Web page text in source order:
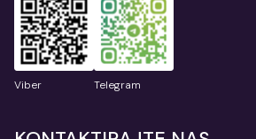
Viber Telegram